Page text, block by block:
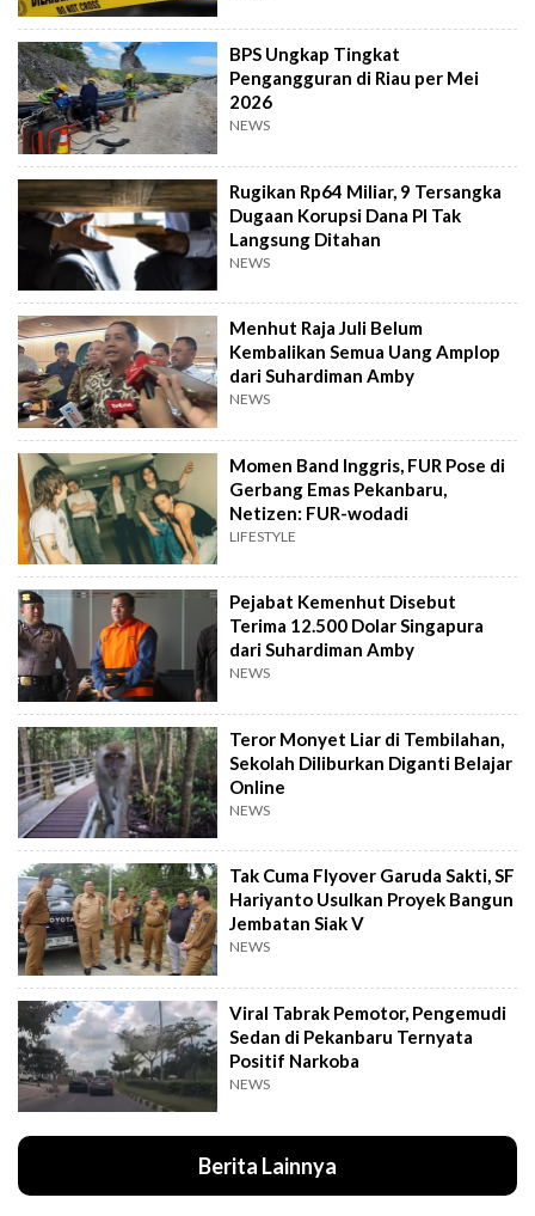
BPS Ungkap Tingkat
Pengangguran di Riau per Mei
2026
NEWS
Rugikan Rp64 Miliar, 9 Tersangka
Dugaan Korupsi Dana PI Tak
Langsung Ditahan
NEWS
Menhut Raja Juli Belum
Kembalikan Semua Uang Amplop
dari Suhardiman Amby
NEWS
Momen Band Inggris, FUR Pose di
Gerbang Emas Pekanbaru,
Netizen: FUR-wodadi
LIFESTYLE
Pejabat Kemenhut Disebut
Terima 12.500 Dolar Singapura
dari Suhardiman Amby
NEWS
Teror Monyet Liar di Tembilahan,
Sekolah Diliburkan Diganti Belajar
Online
NEWS
Tak Cuma Flyover Garuda Sakti, SF
Hariyanto Usulkan Proyek Bangun
Jembatan Siak V
NEWS
Viral Tabrak Pemotor, Pengemudi
Sedan di Pekanbaru Ternyata
Positif Narkoba
NEWS
Berita Lainnya